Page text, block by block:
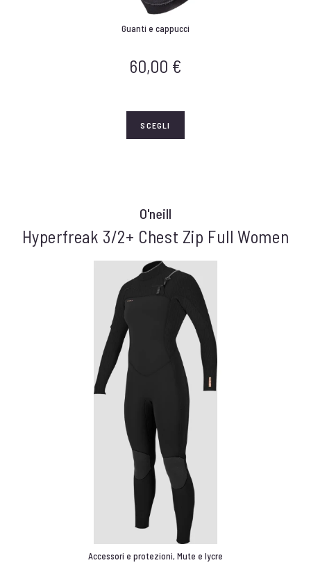
Guanti e cappucci
60,00 €
SCEGLI
O'neill
Hyperfreak 3/2+ Chest Zip Full Women
Accessori e protezioni, Mute e lycre